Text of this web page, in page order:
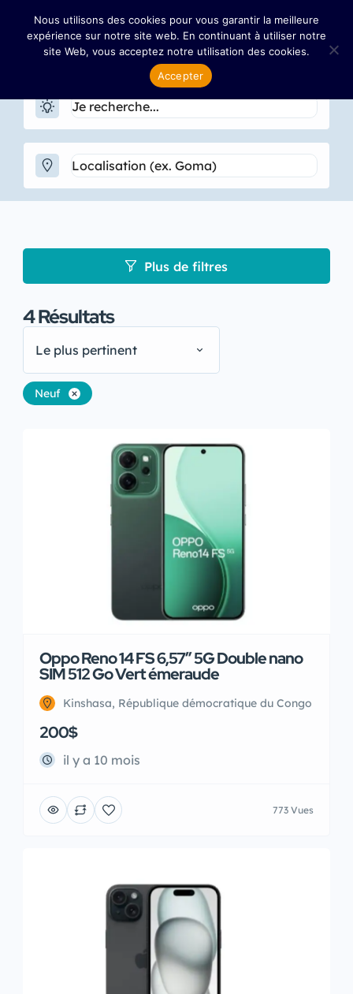
Plus de filtres
4Résultats
Le plus pertinent
Neuf
Oppo Reno 14 FS 6,57″ 5G Double nano
SIM 512 Go Vert émeraude
Kinshasa, République démocratique du Congo
200$
il y a 10 mois
773 Vues
Nous utilisons des cookies pour vous garantir la meilleure
expérience sur notre site web. En continuant à utiliser notre
site Web, vous acceptez notre utilisation des cookies.
Accepter